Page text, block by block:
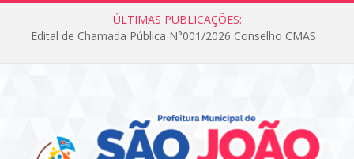
ÚLTIMAS PUBLICAÇÕES:
Edital de Chamada Pública N°001/2026 Conselho CMAS